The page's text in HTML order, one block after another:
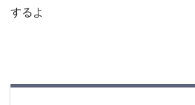
するよ